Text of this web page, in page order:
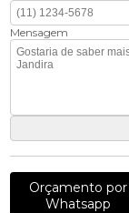
Mensagem
Orçamento por
Whatsapp